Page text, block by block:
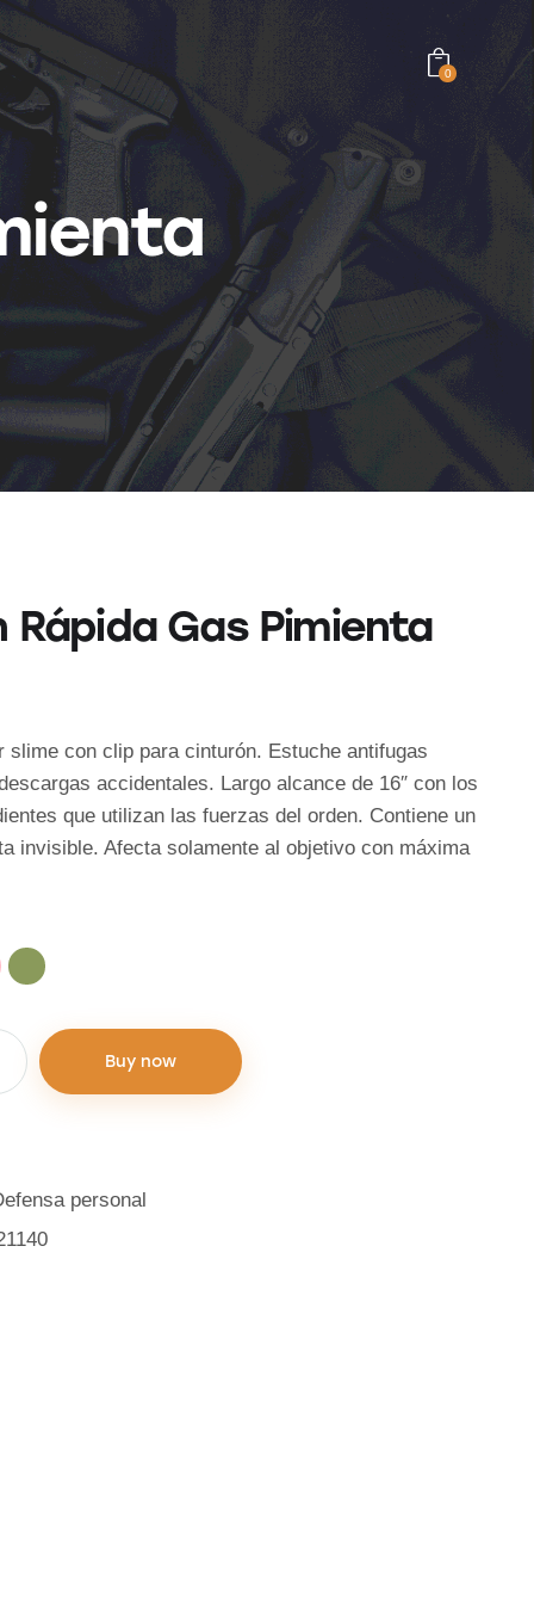
0
Rápida Gas Pimienta
slime con clip para cinturón. Estuche antifugas
accidentales. Largo alcance de 16″ con los
que utilizan las fuerzas del orden. Contiene un
invisible. Afecta solamente al objetivo con máxima
Buy now
personal